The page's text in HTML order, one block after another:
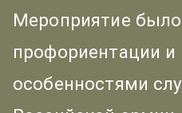
Мероприятие
профориентации и
особенностями